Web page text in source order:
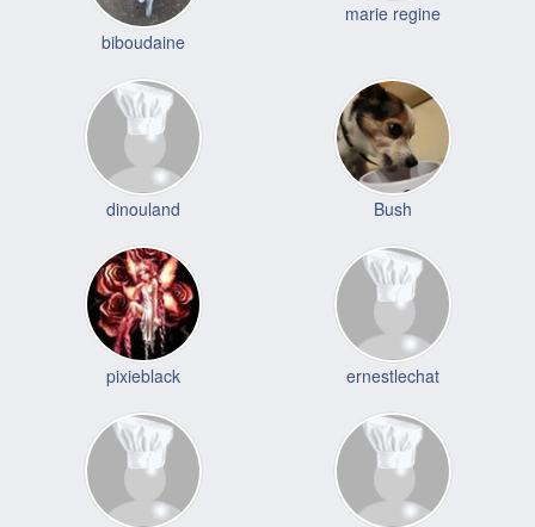
biboudaine
marie regine
dinouland Bush
pixieblack ernestlechat